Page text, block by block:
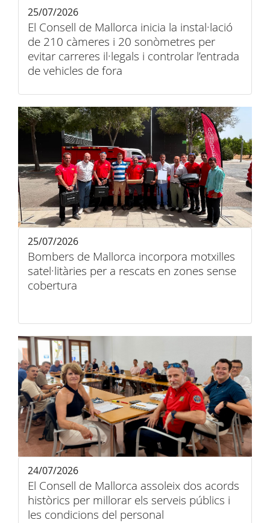
El Consell de Mallorca inicia la instal·lació
de 210 càmeres i 20 sonòmetres per
evitar carreres il·legals i controlar l’entrada
de vehicles de fora
25/07/2026
Bombers de Mallorca incorpora motxilles
satel·litàries per a rescats en zones sense
cobertura
25/07/2026
El Consell de Mallorca assoleix dos acords
històrics per millorar els serveis públics i
les condicions del personal
24/07/2026